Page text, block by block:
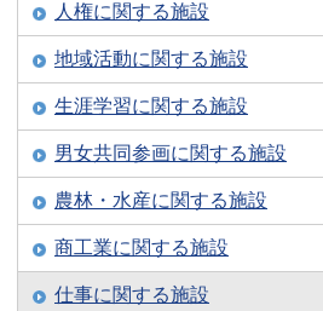
人権に関する施設
地域活動に関する施設
生涯学習に関する施設
男女共同参画に関する施設
農林・水産に関する施設
商工業に関する施設
仕事に関する施設